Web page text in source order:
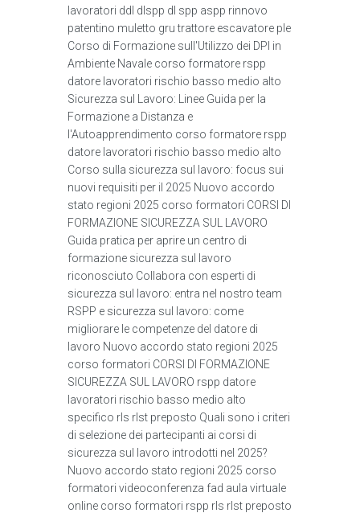
lavoratori ddl dlspp dl spp aspp rinnovo
patentino muletto gru trattore escavatore ple
Corso di Formazione sull'Utilizzo dei DPI in
Ambiente Navale corso formatore rspp
datore lavoratori rischio basso medio alto
Sicurezza sul Lavoro: Linee Guida per la
Formazione a Distanza e
l'Autoapprendimento corso formatore rspp
datore lavoratori rischio basso medio alto
Corso sulla sicurezza sul lavoro: focus sui
nuovi requisiti per il 2025 Nuovo accordo
stato regioni 2025 corso formatori CORSI DI
FORMAZIONE SICUREZZA SUL LAVORO
Guida pratica per aprire un centro di
formazione sicurezza sul lavoro
riconosciuto Collabora con esperti di
sicurezza sul lavoro: entra nel nostro team
RSPP e sicurezza sul lavoro: come
migliorare le competenze del datore di
lavoro Nuovo accordo stato regioni 2025
corso formatori CORSI DI FORMAZIONE
SICUREZZA SUL LAVORO rspp datore
lavoratori rischio basso medio alto
specifico rls rlst preposto Quali sono i criteri
di selezione dei partecipanti ai corsi di
sicurezza sul lavoro introdotti nel 2025?
Nuovo accordo stato regioni 2025 corso
formatori videoconferenza fad aula virtuale
online corso formatori rspp rls rlst preposto